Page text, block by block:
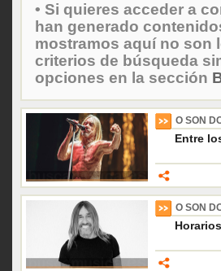
• Si quieres acceder a
han generado
mostramos aquí no son
criterios de búsqueda
opciones en la sección
O SON
Entre
O SON